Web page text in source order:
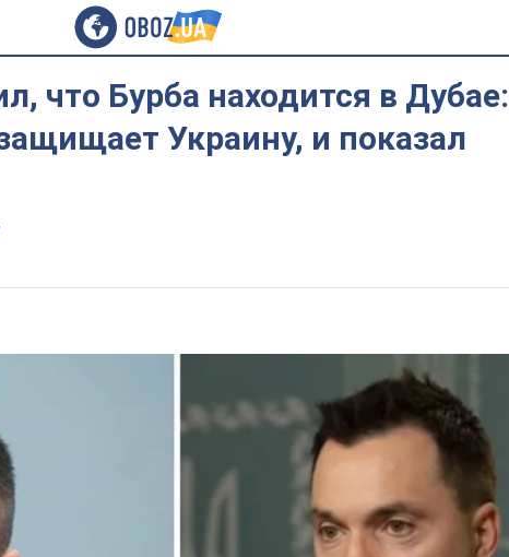
что Бурба находится в Дубае:
Украину, и показал